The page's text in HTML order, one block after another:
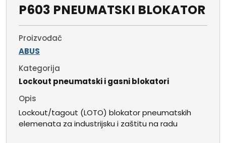
P603 PNEUMATSKI BLOKATOR
Proizvođač
ABUS
Kategorija
Lockout pneumatski i gasni blokatori
Opis
Lockout/tagout (LOTO) blokator pneumatskih
elemenata za industrijsku i zaštitu na radu